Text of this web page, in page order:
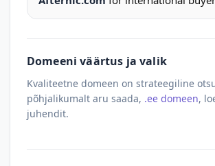
Domeeni väärtus ja valik
Kvaliteetne domeen on strateegiline
põhjalikumalt aru saada, .ee domeen,
juhendit.